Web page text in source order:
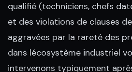
qualifié (techniciens, chefs
et des violations de clauses
aggravées par la rareté des
dans lécosystème industriel
intervenons typiquement